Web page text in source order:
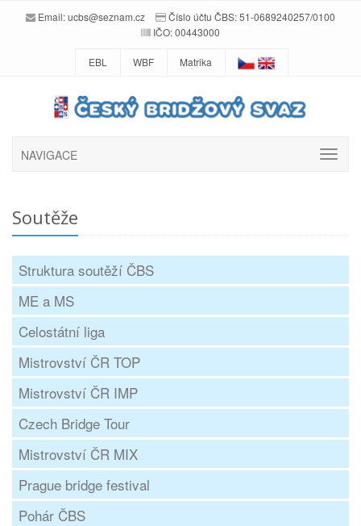
Email:ucbs@seznam.cz
Číslo účtu ČBS: 51-0689240257/0100
IČO: 00443000
EBL WBF Matrika
NAVIGACE
Soutěže
Struktura soutěží ČBS
ME a MS
Celostátní liga
Mistrovství ČR TOP
Mistrovství ČR IMP
Czech Bridge Tour
Mistrovství ČR MIX
Prague bridge festival
Pohár ČBS